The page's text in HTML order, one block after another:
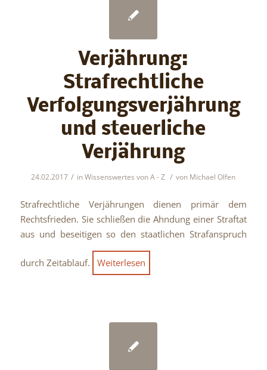
Verjährung:
Strafrechtliche
Verfolgungsverjährung
und steuerliche
Verjährung
24.02.2017 / inWissenswertes von A - Z / von Michael Olfen
Strafrechtliche Verjährungen dienen primär dem
Rechtsfrieden. Sie schließen die Ahndung einer Straftat
aus und beseitigen so den staatlichen Strafanspruch
durch Zeitablauf. Weiterlesen